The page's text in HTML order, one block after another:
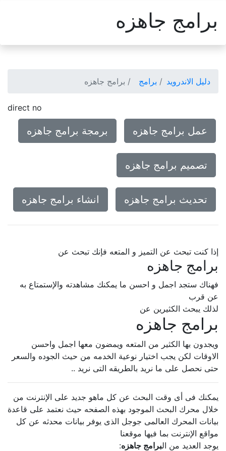
برامج جاهزه
دليل الاندرويد برامج برامج جاهزه
direct no
عمل برامج جاهزه برمجة برامج جاهزه
تصميم برامج جاهزه
تحديث برامج جاهزه انشاء برامج جاهزه
إذا كنت تبحث عن التميز و المتعه فإنك تبحث عن
برامج جاهزه
فهناك ستجد اجمل و احسن ما يمكنك مشاهدته والإستمتاع به
عن قرب
لذلك يبحث الكثيرين عن
برامج جاهزه
ويجدون بها الكثير من المتعه ويمضون معها اجمل واحسن
الاوقات لكن يجب اختيار نوعية الخدمه من حيث الجوده والسعر
حتى نحصل على ما نريد بالطريقه التى نريد ..
يمكنك فى أى وقت البحث عن كل ماهو جديد على الإنترنت من
خلال محرك البحث الموجود بهذه الصفحه حيث نعتمد على قاعدة
بيانات المحرك العالمى جوجل الذى يوفر بيانات محدثه عن كل
مواقع الإنترنت بما فيها موقعنا
يوجد العديد من ال برامج جاهزه: